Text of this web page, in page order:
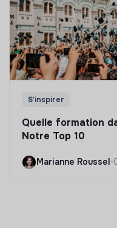
S'inspirer
Quelle formation
Notre Top 10
Marianne Roussel •